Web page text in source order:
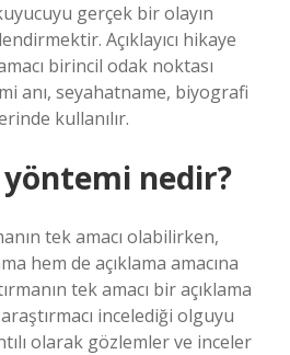
gerçek bir olayın
Açıklayıcı hikaye
birincil odak noktası
anı, seyahatname, biyografi
kullanılır.
nedir?
tek amacı olabilirken,
hem de açıklama amacına
tek amacı bir açıklama
incelediği olguyu
olarak gözlemler ve inceler